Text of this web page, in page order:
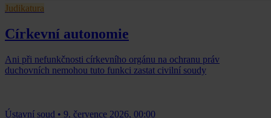
Judikatura
Církevní autonomie
Ani při nefunkčnosti církevního orgánu na ochranu práv
duchovních nemohou tuto funkci zastat civilní soudy
Ústavní soud • 9. července 2026, 00:00